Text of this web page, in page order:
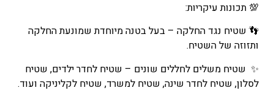
💯 תכונות עיקריות:
👣 שטיח נגד החלקה – בעל בטנה מיוחדת שמונעת החלקה
ותזוזה של השטיח.
✨ שטיח משלים לחללים שונים – שטיח לחדר ילדים, שטיח
לסלון, שטיח לחדר שינה, שטיח למשרד, שטיח לקליניקה ועוד.